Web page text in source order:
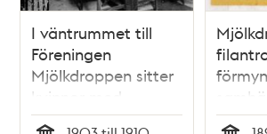
I väntrummet till
Föreningen
Mjölkdroppen sitter
kvinnor med
spädbarn i famnen.
Anne-